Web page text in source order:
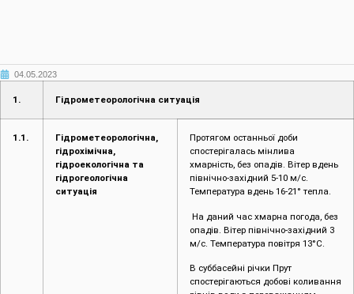
04.05.2023
1. Гідрометеорологічна ситуація
1.1.
Гідрометеорологічна,
гідрохімічна,
гідроекологічна та
гідрогеологічна
ситуація
Протягом останньої доби
спостерігалась мінлива
хмарність, без опадів. Вітер вдень
північно-західний 5-10 м/с.
Температура вдень 16-21° тепла.
На даний час хмарна погода, без
опадів. Вітер північно-західний 3
м/с. Температура повітря 13°С.
В суббасейні річки Прут
спостерігаються добові коливання